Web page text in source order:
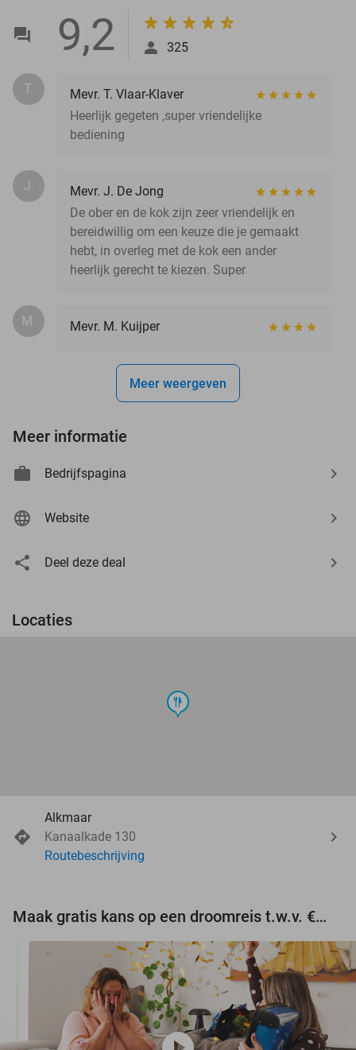
9,2 325
T.
Mevr. T. Vlaar-Klaver
Heerlijk gegeten ,super vriendelijke
bediening
J.
Mevr. J. De Jong
De ober en de kok zijn zeer vriendelijk en
bereidwillig om een keuze die je gemaakt
hebt, in overleg met de kok een ander
heerlijk gerecht te kiezen. Super
M. Mevr. M. Kuijper
Meer weergeven
Meer informatie
Bedrijfspagina
Website
Deel deze deal
Locaties
food
Alkmaar
Kanaalkade 130
Routebeschrijving
Maak gratis kans op een droomreis t.w.v. €3.000!